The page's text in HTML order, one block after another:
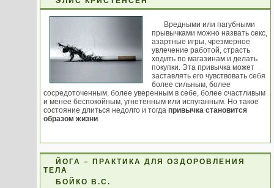
Вредными или пагубными
прывычками можно назвать секс,
азартные игры, чрезмерное
увлечение работой, страсть
ходить по магазинам и делать
покупки. Эта привычка может
заставлять его чувствовать себя
более сильным, более
сосредоточенным, более уверенным в себе, более счастливым
и менее беспокойным, угнетенным или испуганным. Но такое
состояние длиться недолго и тогда привычка становится
образом жизни.
ЙОГА – ПРАКТИКА ДЛЯ ОЗДОРОВЛЕНИЯ
ТЕЛА
БОЙКО В.С.